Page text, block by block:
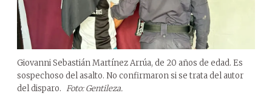
Giovanni Sebastián Martínez Arrúa, de 20 años de edad. Es
sospechoso del asalto. No confirmaron si se trata del autor
del disparo. Foto: Gentileza.